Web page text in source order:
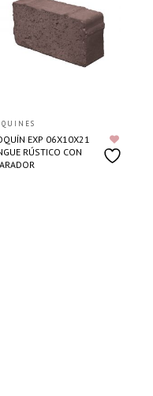
EXP 06X10X21
RÚSTICO CON